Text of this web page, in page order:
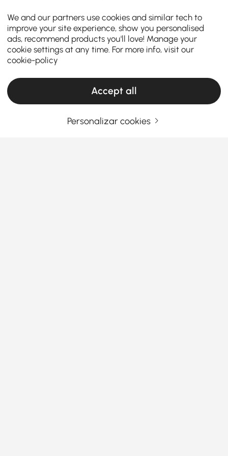
We and our partners use cookies and similar tech to
improve your site experience, show you personalised
ads, recommend products you'll love! Manage your
cookie settings at any time. For more info, visit our
cookie-policy
Accept all
Personalizar cookies